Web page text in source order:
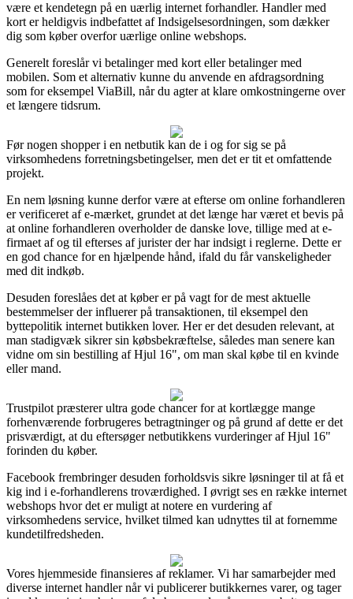
være et kendetegn på en uærlig internet forhandler. Handler med
kort er heldigvis indbefattet af Indsigelsesordningen, som dækker
dig som køber overfor uærlige online webshops.
Generelt foreslår vi betalinger med kort eller betalinger med
mobilen. Som et alternativ kunne du anvende en afdragsordning
som for eksempel ViaBill, når du agter at klare omkostningerne over
et længere tidsrum.
Før nogen shopper i en netbutik kan de i og for sig se på
virksomhedens forretningsbetingelser, men det er tit et omfattende
projekt.
En nem løsning kunne derfor være at efterse om online forhandleren
er verificeret af e-mærket, grundet at det længe har været et bevis på
at online forhandleren overholder de danske love, tillige med at e-
firmaet af og til efterses af jurister der har indsigt i reglerne. Dette er
en god chance for en hjælpende hånd, ifald du får vanskeligheder
med dit indkøb.
Desuden foreslåes det at køber er på vagt for de mest aktuelle
bestemmelser der influerer på transaktionen, til eksempel den
byttepolitik internet butikken lover. Her er det desuden relevant, at
man stadigvæk sikrer sin købsbekræftelse, således man senere kan
vidne om sin bestilling af Hjul 16", om man skal købe til en kvinde
eller mand.
Trustpilot præsterer ultra gode chancer for at kortlægge mange
forhenværende forbrugeres betragtninger og på grund af dette er det
prisværdigt, at du eftersøger netbutikkens vurderinger af Hjul 16"
forinden du køber.
Facebook frembringer desuden forholdsvis sikre løsninger til at få et
kig ind i e-forhandlerens troværdighed. I øvrigt ses en række internet
webshops hvor det er muligt at notere en vurdering af
virksomhedens service, hvilket tilmed kan udnyttes til at fornemme
kundetilfredsheden.
Vores hjemmeside finansieres af reklamer. Vi har samarbejder med
diverse internet handler når vi publicerer butikkernes varer, og tager